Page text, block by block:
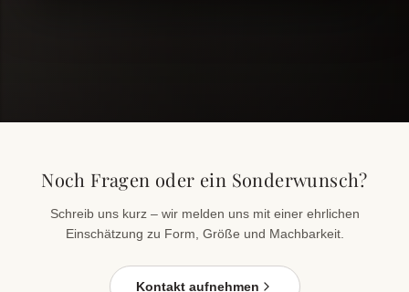
Noch Fragen oder ein Sonderwunsch?
Schreib uns kurz – wir melden uns mit einer ehrlichen
Einschätzung zu Form, Größe und Machbarkeit.
Kontakt aufnehmen